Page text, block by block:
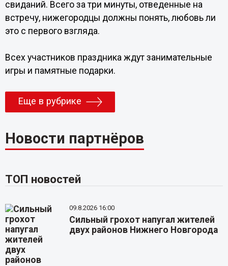
свиданий. Всего за три минуты, отведенные на
встречу, нижегородцы должны понять, любовь ли
это с первого взгляда.
Всех участников праздника ждут занимательные
игры и памятные подарки.
Еще в рубрике
Новости партнёров
ТОП новостей
09.8.2026 16:00
Сильный грохот напугал жителей
двух районов Нижнего Новгорода